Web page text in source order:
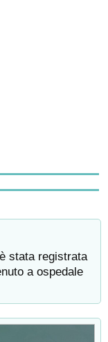
stata registrata
a ospedale